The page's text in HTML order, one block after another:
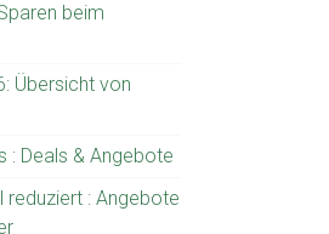
beim
Übersicht von
: Deals & Angebote
reduziert : Angebote